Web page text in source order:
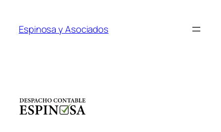
contenido
Espinosa y Asociados